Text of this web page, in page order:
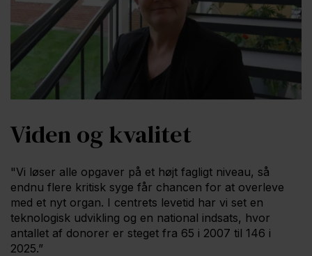
Viden og kvalitet
"Vi løser alle opgaver på et højt fagligt niveau, så
endnu flere kritisk syge får chancen for at overleve
med et nyt organ. I centrets levetid har vi set en
teknologisk udvikling og en national indsats, hvor
antallet af donorer er steget fra 65 i 2007 til 146 i
2025.”